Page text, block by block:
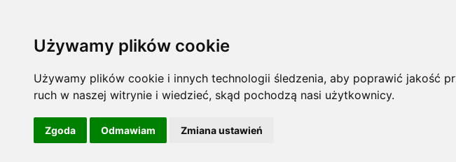
Używamy plików cookie
Używamy plików cookie i innych technologii śledzenia, aby poprawić jakość
ruch w naszej witrynie i wiedzieć, skąd pochodzą nasi użytkownicy.
Zgoda Odmawiam Zmiana ustawień